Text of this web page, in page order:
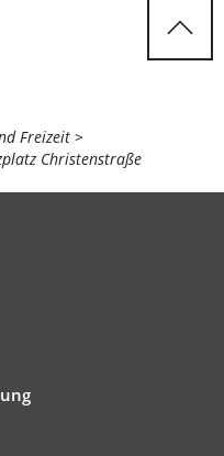
Freizeit
Christenstraße